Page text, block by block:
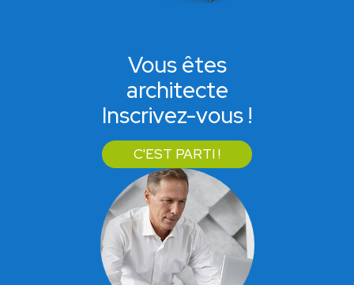
Vous êtes
architecte
Inscrivez-vous !
C'EST PARTI !